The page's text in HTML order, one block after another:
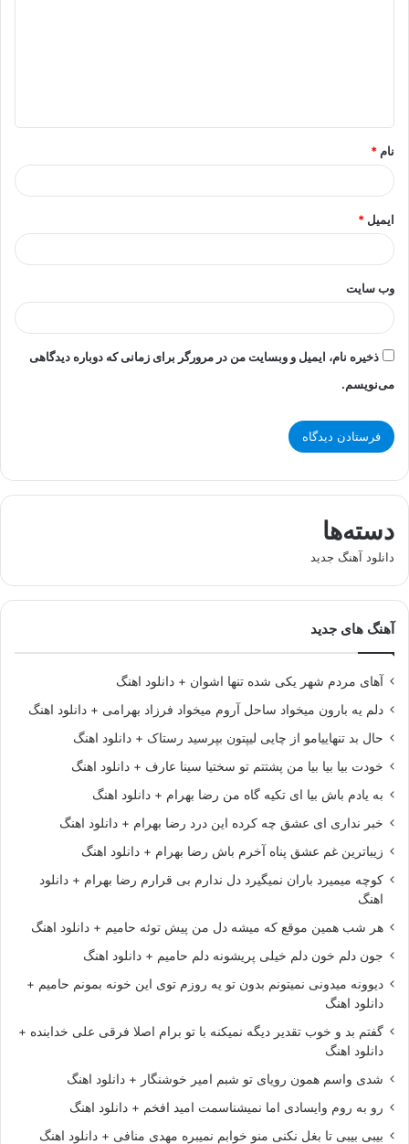
*
نام *
ایمیل *
وب‌ سایت
ذخیره نام، ایمیل و وبسایت من در مرورگر برای زمانی که دوباره دیدگاهی
می‌نویسم.
دسته‌ها
دانلود آهنگ جدید
آهنگ های جدید
آهای مردم شهر یکی شده تنها اشوان + دانلود اهنگ
دلم یه بارون میخواد ساحل آروم میخواد فرزاد بهرامی + دانلود اهنگ
حال بد تنهاییامو از چایی لیپتون بپرسید رستاک + دانلود اهنگ
خودت بیا بیا بیا من پشتتم تو سختیا سینا عارف + دانلود اهنگ
به یادم باش بیا ای تکیه گاه من رضا بهرام + دانلود اهنگ
خبر نداری ای عشق چه کرده این درد رضا بهرام + دانلود اهنگ
زیباترین غم عشق پناه آخرم باش رضا بهرام + دانلود اهنگ
کوچه میمیرد باران نمیگیرد دل ندارم بی قرارم رضا بهرام + دانلود
اهنگ
هر شب همین موقع که میشه دل من پیش توئه حامیم + دانلود اهنگ
جون دلم خون دلم خیلی پریشونه دلم حامیم + دانلود اهنگ
دیوونه میدونی نمیتونم بدون تو یه روزم توی این خونه بمونم حامیم +
دانلود اهنگ
گفتم بد و خوب تقدیر دیگه نمیکنه با تو برام اصلا فرقی علی خدابنده +
دانلود اهنگ
شدی واسم همون رویای تو شبم امیر خوشنگار + دانلود اهنگ
رو به روم وایسادی اما نمیشناسمت امید افخم + دانلود اهنگ
بیبی بیبی تا بغل نکنی منو خوابم نمیبره مهدی منافی + دانلود اهنگ